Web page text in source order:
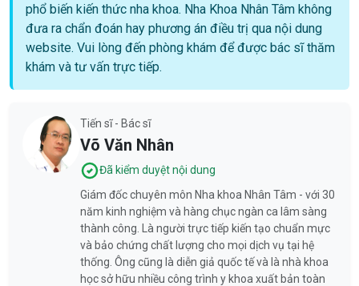
phổ biến kiến thức nha khoa. Nha Khoa Nhân Tâm không
đưa ra chẩn đoán hay phương án điều trị qua nội dung
website. Vui lòng đến phòng khám để được bác sĩ thăm
khám và tư vấn trực tiếp.
Tiến sĩ - Bác sĩ
Võ Văn Nhân
Đã kiểm duyệt nội dung
Giám đốc chuyên môn Nha khoa Nhân Tâm - với 30
năm kinh nghiệm và hàng chục ngàn ca lâm sàng
thành công. Là người trực tiếp kiến tạo chuẩn mực
và bảo chứng chất lượng cho mọi dịch vụ tại hệ
thống. Ông cũng là diễn giả quốc tế và là nhà khoa
học sở hữu nhiều công trình y khoa xuất bản toàn